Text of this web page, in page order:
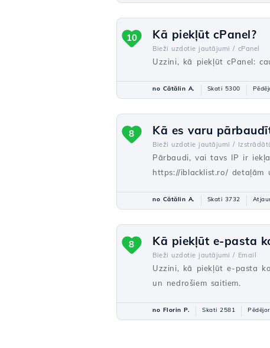
Kā piekļūt cPanel?
Bieži uzdotie jautājumi / cPanel
Uzzini, kā piekļūt cPanel:
10
no Cătălin A. Skati 5300
Kā es varu
Bieži uzdotie jautājumi /
Pārbaudi, vai tavs IP ir
https://iblacklist.ro/ detaļām
8
no Cătălin A. Skati 3732
Kā piekļūt e-pasta
Bieži uzdotie jautājumi / Email
Uzzini, kā piekļūt e-pasta
un nedrošiem saitiem.
8
no Florin P. Skati 2581